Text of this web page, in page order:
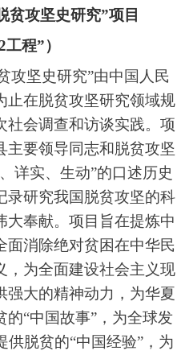
贫攻坚史研究”项目
工程”）
攻坚史研究”由中国人民
止在脱贫攻坚研究领域规
社会调查和访谈实践。项
主要领导同志和脱贫攻坚
详实、生动”的口述历史
录研究我国脱贫攻坚的科
大奉献。项目旨在提炼中
面消除绝对贫困在中华民
，为全面建设社会主义现
强大的精神动力，为华夏
“中国故事”，为全球发
供脱贫的“中国经验”，为